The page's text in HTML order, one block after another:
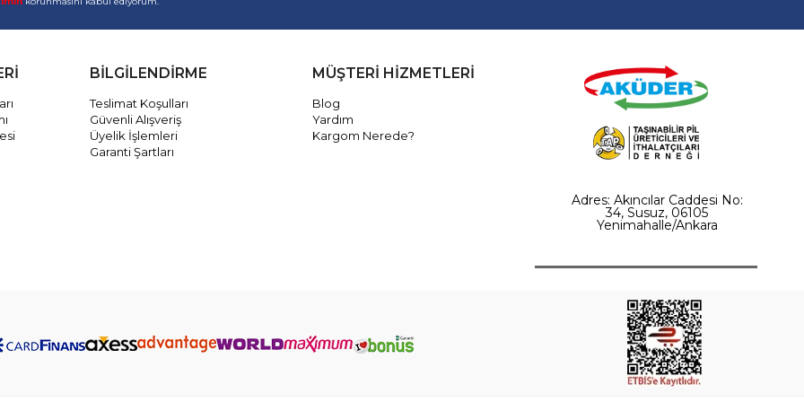
BİLGİLENDİRME
Teslimat Koşulları
Güvenli Alışveriş
Üyelik İşlemleri
Garanti Şartları
MÜŞTERİ HİZMETLERİ
Blog
Yardım
Kargom Nerede?
Adres: Akıncılar Caddesi No:
34, Susuz, 06105
Yenimahalle/Ankara